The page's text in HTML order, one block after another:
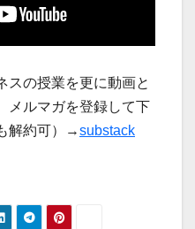
スの授業を更に動画と
メルマガを登録して下
解約可）→substack